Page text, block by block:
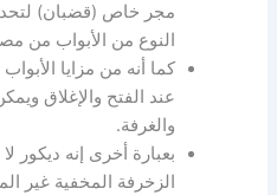
مجر خاص (قضبان)
النوع من الأبواب من
كما أنه من مزايا
عند الفتح والإغلاق
والغرفة.
بعبارة أخرى إنه ديكور
الزخرفة المخفية غير